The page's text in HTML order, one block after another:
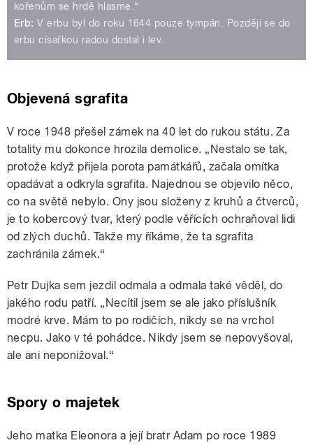
kořenům se hrdě hlasme.“
Erb: V erbu byl do roku 1644 pouze tympán. Později se do
erbu císařkou radou dostal i lev.
Objevená sgrafita
V roce 1948 přešel zámek na 40 let do rukou státu. Za
totality mu dokonce hrozila demolice. „Nestalo se tak,
protože když přijela porota památkářů, začala omítka
opadávat a odkryla sgrafita. Najednou se objevilo něco,
co na světě nebylo. Ony jsou složeny z kruhů a čtverců,
je to kobercový tvar, který podle věřících ochraňoval lidi
od zlých duchů. Takže my říkáme, že ta sgrafita
zachránila zámek.“
Petr Dujka sem jezdil odmala a odmala také věděl, do
jakého rodu patří. „Necítil jsem se ale jako příslušník
modré krve. Mám to po rodičích, nikdy se na vrchol
necpu. Jako v té pohádce. Nikdy jsem se nepovyšoval,
ale ani neponižoval.“
Spory o majetek
Jeho matka Eleonora a její bratr Adam po roce 1989